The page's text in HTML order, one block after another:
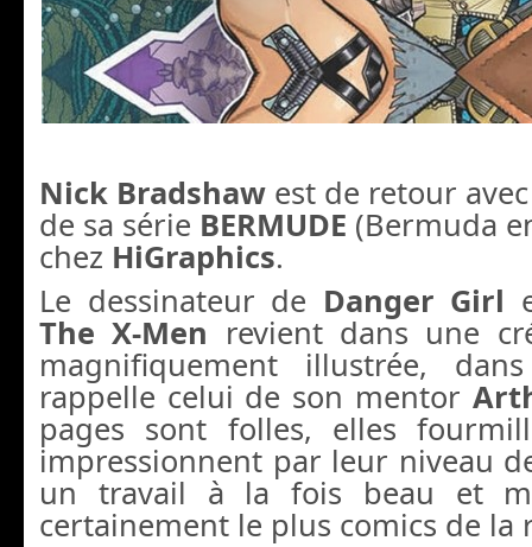
Nick Bradshaw est de retour
de sa série BERMUDE (Bermuda
chez HiGraphics.
Le dessinateur de Danger Girl
The X-Men revient dans une
magnifiquement illustrée,
rappelle celui de son mentor
pages sont folles, elles
impressionnent par leur niveau
un travail à la fois beau et
certainement le plus comics de la